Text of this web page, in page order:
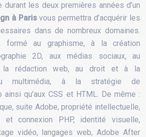
les deux premières années d’un
à Parisvous permettra d’acquérir les
dans de nombreux domaines.
formé au graphisme, à la création
2D, aux médias sociaux, au
la rédaction web, au droit et à la
multimédia, à la stratégie de
ainsi qu’aux CSS et HTML. De même :
suite Adobe, propriété intellectuelle,
connexion PHP, identité visuelle,
vidéo, langages web, Adobe After